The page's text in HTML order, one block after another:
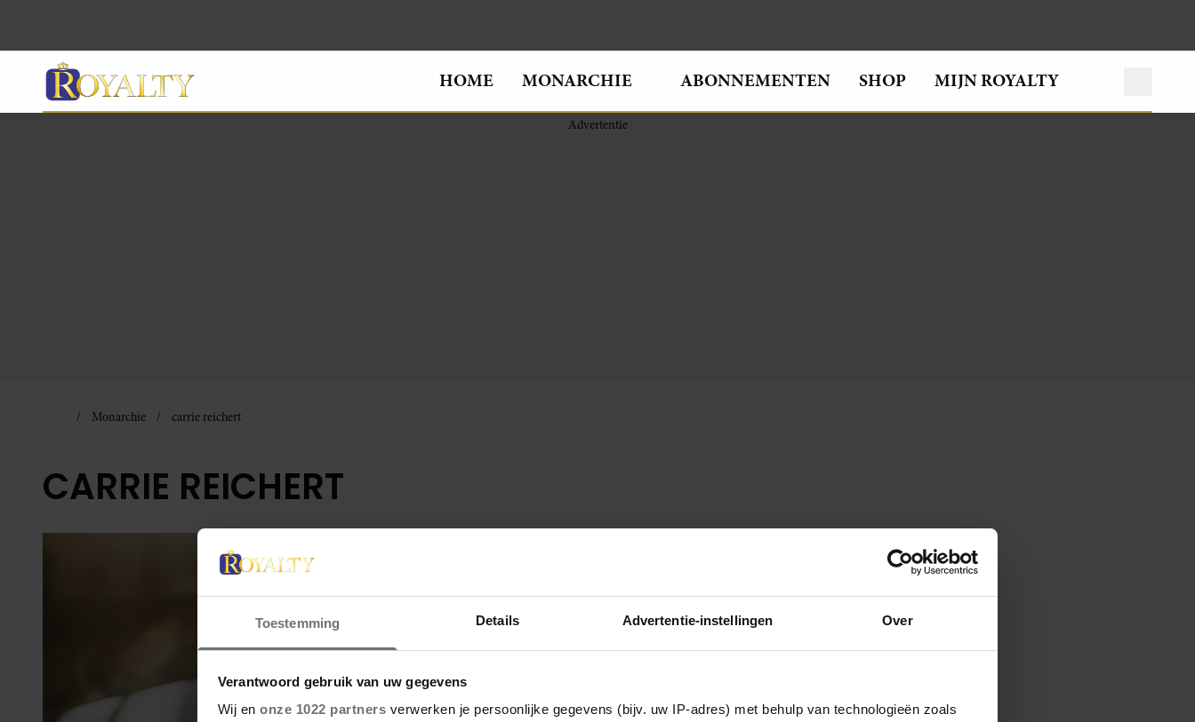
Toestemming Details Advertentie-instellingen Over
Verantwoord gebruik van uw gegevens
Wij en onze 1022 partners verwerken je persoonlijke gegevens (bijv. uw IP-adres) met behulp van technologieën zoals
HOME MONARCHIE ABONNEMENTEN SHOP MIJN ROYALTY
Monarchie carrie reichert
CARRIE REICHERT